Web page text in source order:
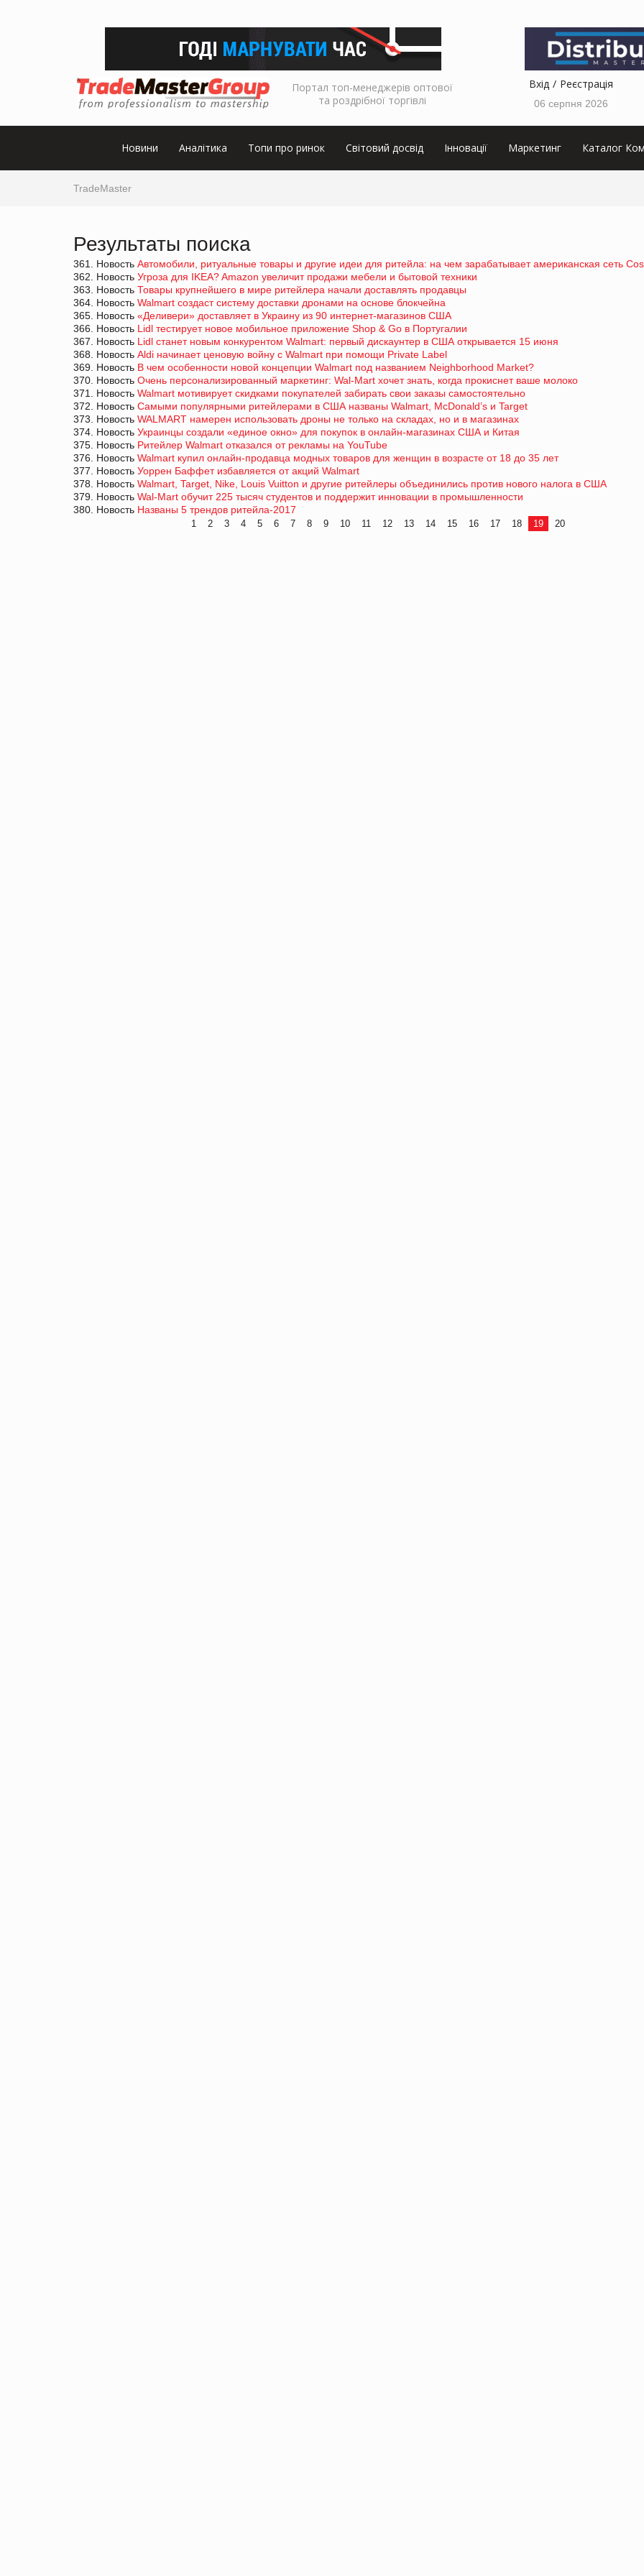
Портал топ-менеджерів оптової
та роздрібної торгівлі
Вхід Реєстрація
06 серпня 2026
Новини Аналітика Топи про ринок Світовий досвід Інновації Маркетинг Каталог
TradeMaster
Результаты поиска
361. Новость Автомобили, ритуальные товары и другие идеи для ритейла: на чем зарабатывает американская сеть
362. Новость Угроза для IKEA? Amazon увеличит продажи мебели и бытовой техники
363. Новость Товары крупнейшего в мире ритейлера начали доставлять продавцы
364. Новость Walmart создаст систему доставки дронами на основе блокчейна
365. Новость «Деливери» доставляет в Украину из 90 интернет-магазинов США
366. Новость Lidl тестирует новое мобильное приложение Shop & Go в Португалии
367. Новость Lidl станет новым конкурентом Walmart: первый дискаунтер в США открывается 15 июня
368. Новость Aldi начинает ценовую войну с Walmart при помощи Private Label
369. Новость В чем особенности новой концепции Walmart под названием Neighborhood Market?
370. Новость Очень персонализированный маркетинг: Wal-Mart хочет знать, когда прокиснет ваше молоко
371. Новость Walmart мотивирует скидками покупателей забирать свои заказы самостоятельно
372. Новость Самыми популярными ритейлерами в США названы Walmart, McDonald’s и Target
373. Новость WALMART намерен использовать дроны не только на складах, но и в магазинах
374. Новость Украинцы создали «единое окно» для покупок в онлайн-магазинах США и Китая
375. Новость Ритейлер Walmart отказался от рекламы на YouTube
376. Новость Walmart купил онлайн-продавца модных товаров для женщин в возрасте от 18 до 35 лет
377. Новость Уоррен Баффет избавляется от акций Walmart
378. Новость Walmart, Target, Nike, Louis Vuitton и другие ритейлеры объединились против нового налога в США
379. Новость Wal-Mart обучит 225 тысяч студентов и поддержит инновации в промышленности
380. Новость Названы 5 трендов ритейла-2017
1 2 3 4 5 6 7 8 9 10 11 12 13 14 15 16 17 18 19 20